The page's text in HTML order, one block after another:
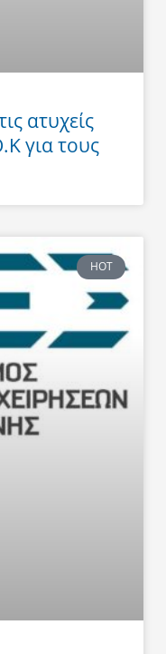
ατυχείς
για τους
HOT